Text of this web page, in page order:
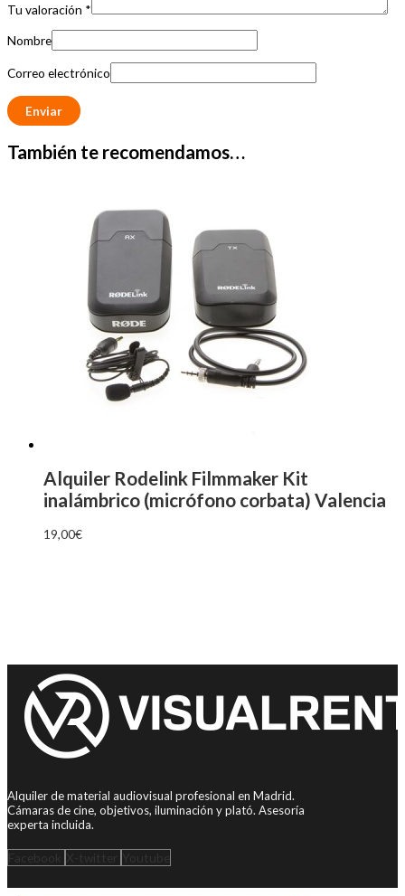
Tu valoración *
Nombre
Correo electrónico
También te recomendamos…
Alquiler Rodelink Filmmaker Kit
inalámbrico (micrófono corbata) Valencia
19,00€
Alquiler de material audiovisual profesional en Madrid.
Cámaras de cine, objetivos, iluminación y plató. Asesoría
experta incluida.